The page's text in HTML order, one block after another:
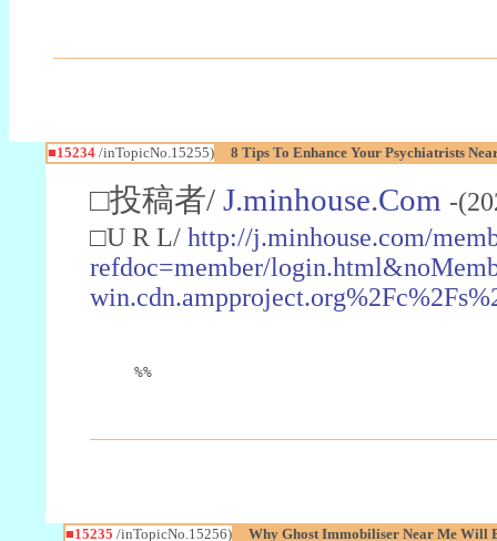
■15234 /inTopicNo.15255) 8 Tips To Enhance Your Psychiatrists
□投稿者/ J.minhouse.Com -
□U R L/ http://j.minhouse.com/
refdoc=member/
%%
■15235 /inTopicNo.15256) Why Ghost Immobiliser Near Me Will